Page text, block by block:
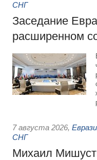
СНГ
Заседание
расширенном
7 августа 2026,
СНГ
Михаил